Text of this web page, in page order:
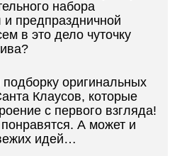
набора
и предпраздничной
в это дело чуточку
оригинальных
Клаусов, которые
с первого взгляда!
А может и
идей…